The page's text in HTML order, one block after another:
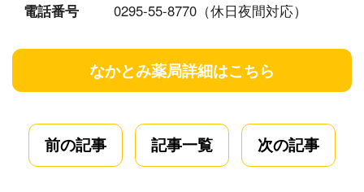
電話番号 0295-55-8770 （休日夜間対応）
なかとみ薬局詳細はこちら
前の記事 記事一覧 次の記事